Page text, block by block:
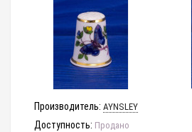
Производитель: AYNSLEY
Доступность: Продано